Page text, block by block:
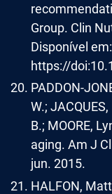
Group. Clin
Disponível em:
https://
PADDON-
W.;
B.; MOORE,
aging. Am J
jun. 2015.
HALFON,